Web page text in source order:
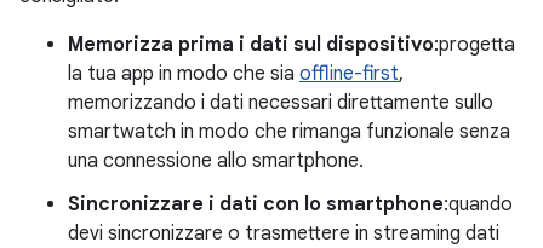
Memorizza prima i dati sul dispositivo:progetta
la tua app in modo che sia offline-first,
memorizzando i dati necessari direttamente sullo
smartwatch in modo che rimanga funzionale senza
una connessione allo smartphone.
Sincronizzare i dati con lo smartphone:quando
devi sincronizzare o trasmettere in streaming dati